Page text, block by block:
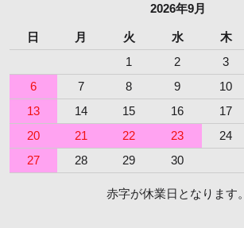
2026年9月
日 月 火 水 木
1
2 3
6
7 8 9 10
13
14 15 16 17
20
21 22 23 24
27
28 29 30
赤字が休業日となります。